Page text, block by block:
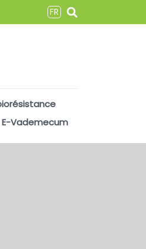
FR
E-Vademecum